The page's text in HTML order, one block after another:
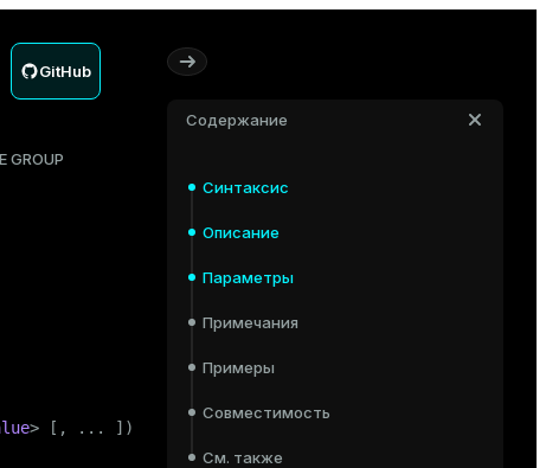
GitHub
Содержание
Синтаксис
Описание
Параметры
Примечания
Примеры
Совместимость
См. также
GROUP
> [, ... ])